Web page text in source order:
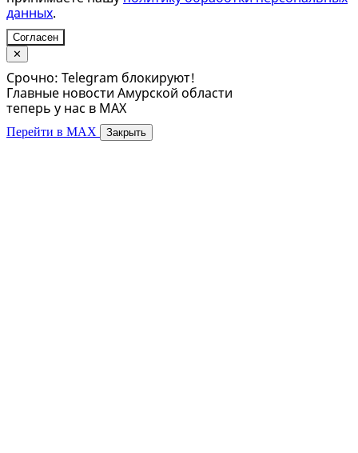
данных.
Согласен
✕
Срочно: Telegram блокируют!
Главные новости Амурской области
теперь у нас в MAX
Перейти в MAX Закрыть